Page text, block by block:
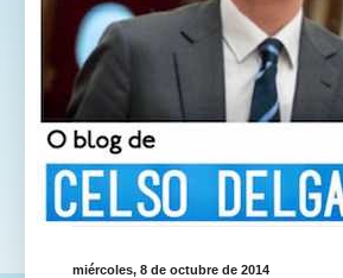
miércoles, 8 de octubre de 2014